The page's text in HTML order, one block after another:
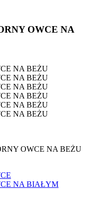
OWCE NA
OWCE NA BEŻU